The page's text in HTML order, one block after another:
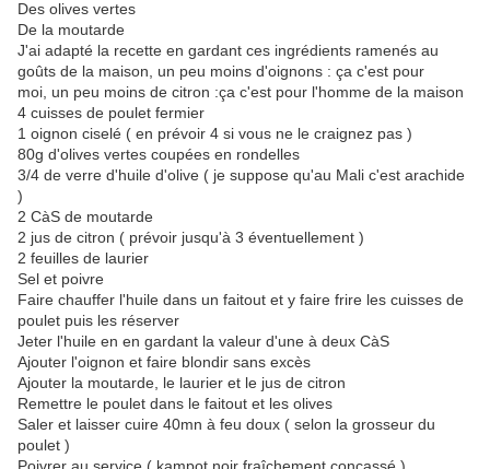
Des olives vertes
De la moutarde
J'ai adapté la recette en gardant ces ingrédients ramenés au
goûts de la maison, un peu moins d'oignons : ça c'est pour
moi, un peu moins de citron :ça c'est pour l'homme de la maison
4 cuisses de poulet fermier
1 oignon ciselé ( en prévoir 4 si vous ne le craignez pas )
80g d'olives vertes coupées en rondelles
3/4 de verre d'huile d'olive ( je suppose qu'au Mali c'est arachide
)
2 CàS de moutarde
2 jus de citron ( prévoir jusqu'à 3 éventuellement )
2 feuilles de laurier
Sel et poivre
Faire chauffer l'huile dans un faitout et y faire frire les cuisses de
poulet puis les réserver
Jeter l'huile en en gardant la valeur d'une à deux CàS
Ajouter l'oignon et faire blondir sans excès
Ajouter la moutarde, le laurier et le jus de citron
Remettre le poulet dans le faitout et les olives
Saler et laisser cuire 40mn à feu doux ( selon la grosseur du
poulet )